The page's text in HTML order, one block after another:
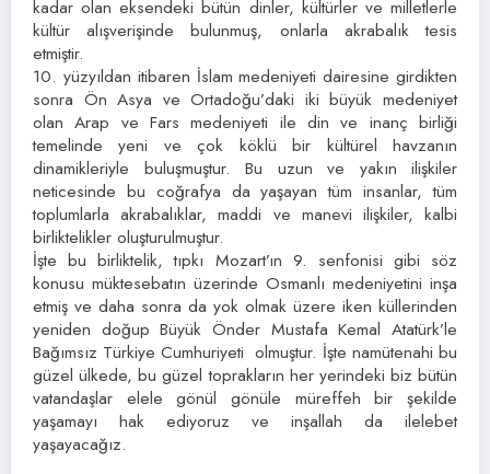
kadar olan eksendeki bütün dinler, kültürler ve milletlerle
kültür alışverişinde bulunmuş, onlarla akrabalık tesis
etmiştir.
10. yüzyıldan itibaren İslam medeniyeti dairesine girdikten
sonra Ön Asya ve Ortadoğu’daki iki büyük medeniyet
olan Arap ve Fars medeniyeti ile din ve inanç birliği
temelinde yeni ve çok köklü bir kültürel havzanın
dinamikleriyle buluşmuştur. Bu uzun ve yakın ilişkiler
neticesinde bu coğrafya da yaşayan tüm insanlar, tüm
toplumlarla akrabalıklar, maddi ve manevi ilişkiler, kalbi
birliktelikler oluşturulmuştur.
İşte bu birliktelik, tıpkı Mozart’ın 9. senfonisi gibi söz
konusu müktesebatın üzerinde Osmanlı medeniyetini inşa
etmiş ve daha sonra da yok olmak üzere iken küllerinden
yeniden doğup Büyük Önder Mustafa Kemal Atatürk’le
Bağımsız Türkiye Cumhuriyeti olmuştur. İşte namütenahi bu
güzel ülkede, bu güzel toprakların her yerindeki biz bütün
vatandaşlar elele gönül gönüle müreffeh bir şekilde
yaşamayı hak ediyoruz ve inşallah da ilelebet
yaşayacağız.